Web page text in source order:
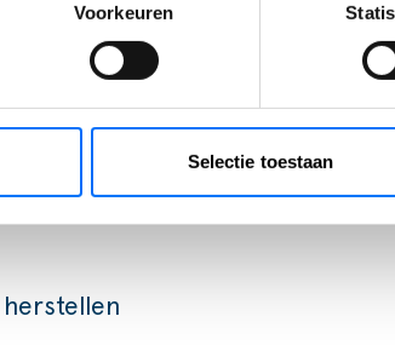
Voorkeuren
Selectie toestaan
herstellen